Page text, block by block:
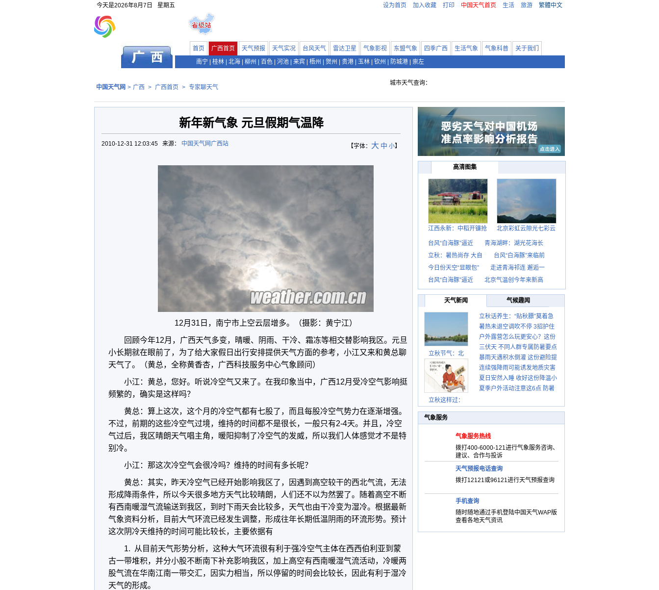
今天是2026年8月7日 星期五 设为首页 加入收藏 打印 中国天气首页 生活 旅游 繁體中文
首页 广西首页 天气预报 天气实况 台风天气 雷达卫星 气象影视 东盟气象 四季广西 生活气象 气象科普
关于我们
南宁
桂林 北海 柳州 百色 河池 来宾 梧州 贺州 贵港 玉林 钦州 防城港 崇左
中国天气网 > 广西 > 广西首页 > 专家聊天气
城市天气查询：
新年新气象 元旦假期气温降
【字体： 大 中 小】
2010-12-31 12:03:45 来源： 中国天气网广西站
12月31日，南宁市上空云层增多。（摄影：黄宁江）
回顾今年12月，广西天气多变，晴暖、阴雨、干冷、霜冻等相交替影响我区。元旦
小长期就在眼前了，为了给大家假日出行安排提供天气方面的参考，小江又来和黄总聊
天气了。（黄总，全称黄香杏，广西科技服务中心气象顾问）
小江：黄总，您好。听说冷空气又来了。在我印象当中，广西12月受冷空气影响挺
频繁的，确实是这样吗？
黄总：算上这次，这个月的冷空气都有七股了，而且每股冷空气势力在逐渐增强。
不过，前期的这些冷空气过境，维持的时间都不是很长，一般只有2-4天。并且，冷空
气过后，我区晴朗天气唱主角，暖阳抑制了冷空气的发威，所以我们人体感觉才不是特
别冷。
小江：那这次冷空气会很冷吗？维持的时间有多长呢？
黄总：其实，昨天冷空气已经开始影响我区了，因遇到高空较干的西北气流，无法
形成降雨条件，所以今天很多地方天气比较晴朗，人们还不以为然罢了。随着高空不断
有西南暖湿气流输送到我区，到时下雨天会比较多，天气也由干冷变为湿冷。根据最新
气象资料分析，目前大气环流已经发生调整，形成往年长期低温阴雨的环流形势。预计
这次阴冷天维持的时间可能比较长，主要依据有
1. 从目前天气形势分析，这种大气环流很有利于强冷空气主体在西西伯利亚到蒙
古一带堆积，并分小股不断南下补充影响我区，加上高空有西南暖湿气流活动，冷暖两
股气流在华南江南一带交汇，因实力相当，所以停留的时间会比较长，因此有利于湿冷
天气的形成。
高清图集
江西永新：中稻开镰抢 北京彩虹云隙光七彩云
台风“白海豚”逼近
青海湖畔：湖光花海长
立秋：暑热尚存 大自
台风“白海豚”来临前
今日份天空“显眼包”
走进青海祁连 邂逅一
台风“白海豚”逼近
北京气温创今年来新高
天气新闻 气候趣闻
立秋节气：北
立秋这样过：
立秋话养生：“贴秋膘”莫着急
先清暑再防燥
暑热未退空调吹不停 3招护住
肩颈不酸痛
户外露营怎么玩更安心？这份
攻略请收好
三伏天 不同人群专属防暑要点
请收好
暴雨天遇积水倒灌 这份避险提
示请收好
连续强降雨可能诱发地质灾害
这些前兆要知道
夏日安然入睡 收好这份降温小
贴士
夏季户外活动注意这6点 防暑
气象服务
气象服务热线
拨打400-6000-121进行气象服务咨询、
建议、合作与投诉
天气预报电话查询
拨打12121或96121进行天气预报查询
手机查询
随时随地通过手机登陆中国天气WAP版
查看各地天气资讯